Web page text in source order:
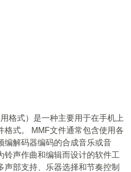
格式）是一种主要用于在手机上
格式。 MMF文件通常包含使用各
编解码器编码的合成音乐或音
铃声作曲和编辑而设计的软件工
声部支持、乐器选择和节奏控制